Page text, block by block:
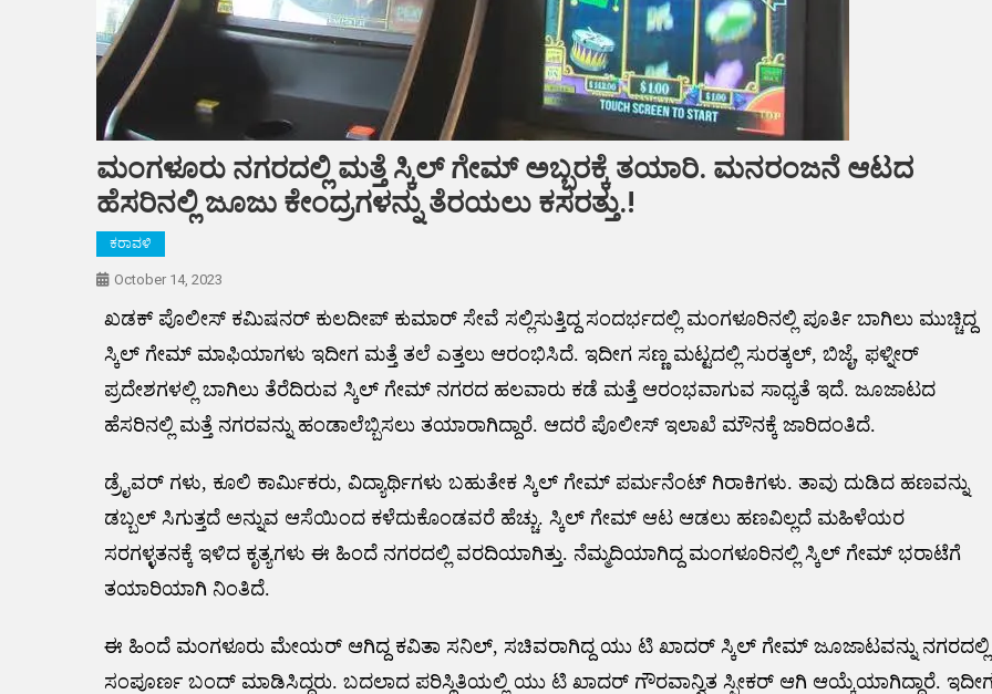
ಮಂಗಳೂರು ನಗರದಲ್ಲಿ ಮತ್ತೆ ಸ್ಕಿಲ್ ಗೇಮ್ ಅಬ್ಬರಕ್ಕೆ ತಯಾರಿ. ಮನರಂಜನೆ ಆಟದ
ಹೆಸರಿನಲ್ಲಿ ಜೂಜು ಕೇಂದ್ರಗಳನ್ನು ತೆರಯಲು ಕಸರತ್ತು.!
ಕರಾವಳಿ
October 14, 2023
ಖಡಕ್ ಪೊಲೀಸ್ ಕಮಿಷನರ್ ಕುಲದೀಪ್ ಕುಮಾರ್ ಸೇವೆ ಸಲ್ಲಿಸುತ್ತಿದ್ದ ಸಂದರ್ಭದಲ್ಲಿ ಮಂಗಳೂರಿನಲ್ಲಿ ಪೂರ್ತಿ ಬಾಗಿಲು ಮುಚ್ಚಿದ್ದ
ಸ್ಕಿಲ್ ಗೇಮ್ ಮಾಫಿಯಾಗಳು ಇದೀಗ ಮತ್ತೆ ತಲೆ ಎತ್ತಲು ಆರಂಭಿಸಿದೆ. ಇದೀಗ ಸಣ್ಣ ಮಟ್ಟದಲ್ಲಿ ಸುರತ್ಕಲ್, ಬಿಜೈ, ಫಳ್ನೀರ್
ಪ್ರದೇಶಗಳಲ್ಲಿ ಬಾಗಿಲು ತೆರೆದಿರುವ ಸ್ಕಿಲ್ ಗೇಮ್ ನಗರದ ಹಲವಾರು ಕಡೆ ಮತ್ತೆ ಆರಂಭವಾಗುವ ಸಾಧ್ಯತೆ ಇದೆ. ಜೂಜಾಟದ
ಹೆಸರಿನಲ್ಲಿ ಮತ್ತೆ ನಗರವನ್ನು ಹಂಡಾಲೆಬ್ಬಿಸಲು ತಯಾರಾಗಿದ್ದಾರೆ. ಆದರೆ ಪೊಲೀಸ್ ಇಲಾಖೆ ಮೌನಕ್ಕೆ ಜಾರಿದಂತಿದೆ.
ಡ್ರೈವರ್ ಗಳು, ಕೂಲಿ ಕಾರ್ಮಿಕರು, ವಿದ್ಯಾರ್ಥಿಗಳು ಬಹುತೇಕ ಸ್ಕಿಲ್ ಗೇಮ್ ಪರ್ಮನೆಂಟ್ ಗಿರಾಕಿಗಳು. ತಾವು ದುಡಿದ ಹಣವನ್ನು
ಡಬ್ಬಲ್ ಸಿಗುತ್ತದೆ ಅನ್ನುವ ಆಸೆಯಿಂದ ಕಳೆದುಕೊಂಡವರೆ ಹೆಚ್ಚು. ಸ್ಕಿಲ್ ಗೇಮ್ ಆಟ ಆಡಲು ಹಣವಿಲ್ಲದೆ ಮಹಿಳೆಯರ
ಸರಗಳ್ಳತನಕ್ಕೆ ಇಳಿದ ಕೃತ್ಯಗಳು ಈ ಹಿಂದೆ ನಗರದಲ್ಲಿ ವರದಿಯಾಗಿತ್ತು. ನೆಮ್ಮದಿಯಾಗಿದ್ದ ಮಂಗಳೂರಿನಲ್ಲಿ ಸ್ಕಿಲ್ ಗೇಮ್ ಭರಾಟೆಗೆ
ತಯಾರಿಯಾಗಿ ನಿಂತಿದೆ.
ಈ ಹಿಂದೆ ಮಂಗಳೂರು ಮೇಯರ್ ಆಗಿದ್ದ ಕವಿತಾ ಸನಿಲ್, ಸಚಿವರಾಗಿದ್ದ ಯು ಟಿ ಖಾದರ್ ಸ್ಕಿಲ್ ಗೇಮ್ ಜೂಜಾಟವನ್ನು ನಗರದಲ್ಲಿ
ಸಂಪೂರ್ಣ ಬಂದ್ ಮಾಡಿಸಿದ್ದರು. ಬದಲಾದ ಪರಿಸ್ಥಿತಿಯಲ್ಲಿ ಯು ಟಿ ಖಾದರ್ ಗೌರವಾನ್ವಿತ ಸ್ಪೀಕರ್ ಆಗಿ ಆಯ್ಕೆಯಾಗಿದ್ದಾರೆ.